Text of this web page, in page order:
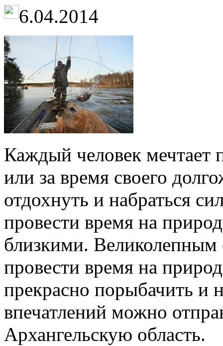
6.04.2014
Каждый человек мечтает
или за время своего
отдохнуть и набраться
провести время на
близкими.
провести время на
прекрасно порыбачить и
впечатлений можно
Архангельскую область.